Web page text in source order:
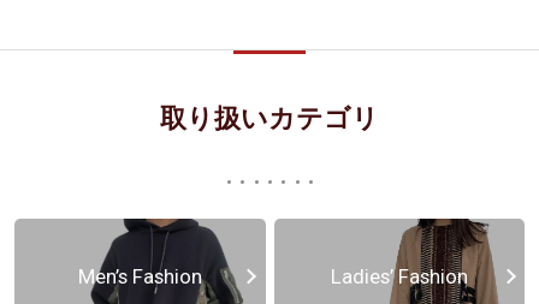
取り扱いカテゴリ
Men’s Fashion Ladies’ Fashion